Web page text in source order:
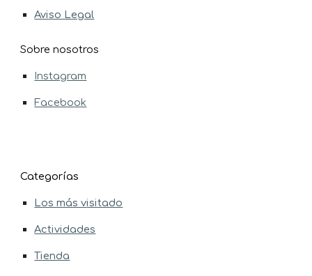
Aviso Legal
Sobre nosotros
Instagram
Facebook
Categorías
Los más visitado
Actividades
Tienda